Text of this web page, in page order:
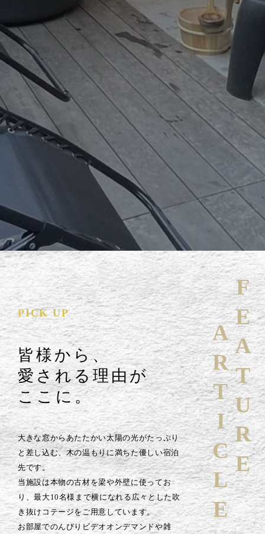
PICK UP
皆様から、
愛される理由が
ここに。
大きな窓からあたたかい太陽の光がたっぷり
と差し込む、木の温もりに満ちた優しい宿泊
先です。
当施設は本物の古材を梁や外壁に使ってお
り、最大10名様まで横になれる広々とした吹
き抜けコテージをご用意しています。
お部屋でのんびりビデオオンデマンドや雑
FEATURE
ARTICLE